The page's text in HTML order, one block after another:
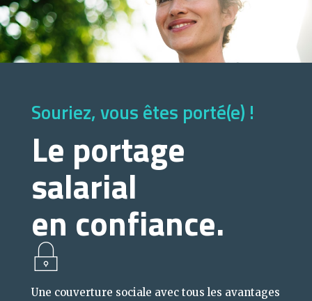
Souriez, vous êtes porté(e) !
Le portage
salarial
en confiance.
Une couverture sociale avec tous les avantages